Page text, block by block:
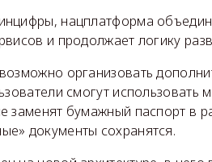
нацплатформа
и продолжает логику
организовать
смогут
заменят бумажный паспорт в
документы сохранятся.